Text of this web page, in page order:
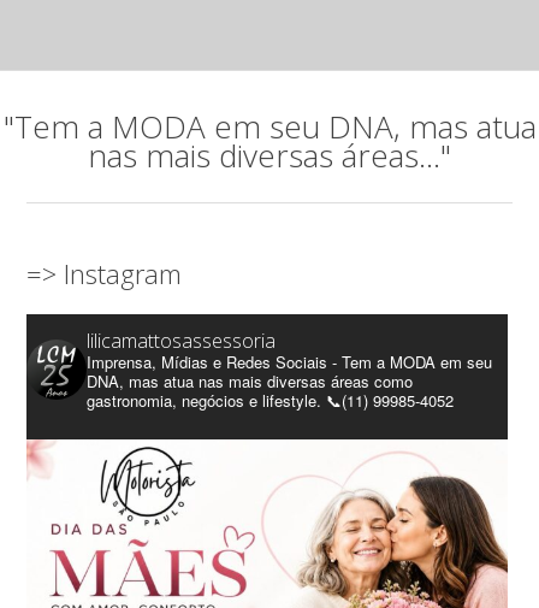
"Tem a MODA em seu DNA, mas atua
nas mais diversas áreas..."
=> Instagram
lilicamattosassessoria
Imprensa, Mídias e Redes Sociais - Tem a MODA em seu
DNA, mas atua nas mais diversas áreas como
gastronomia, negócios e lifestyle. 📞(11) 99985-4052